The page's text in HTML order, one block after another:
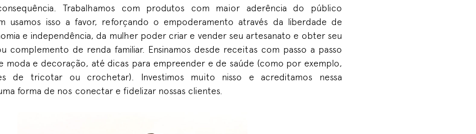
Trabalhamos com produtos com maior aderência do público
usamos isso a favor, reforçando o empoderamento através da liberdade de
e independência, da mulher poder criar e vender seu artesanato e obter seu
complemento de renda familiar. Ensinamos desde receitas com passo a passo
moda e decoração, até dicas para empreender e de saúde (como por exemplo,
de tricotar ou crochetar). Investimos muito nisso e acreditamos nessa
forma de nos conectar e fidelizar nossas clientes.